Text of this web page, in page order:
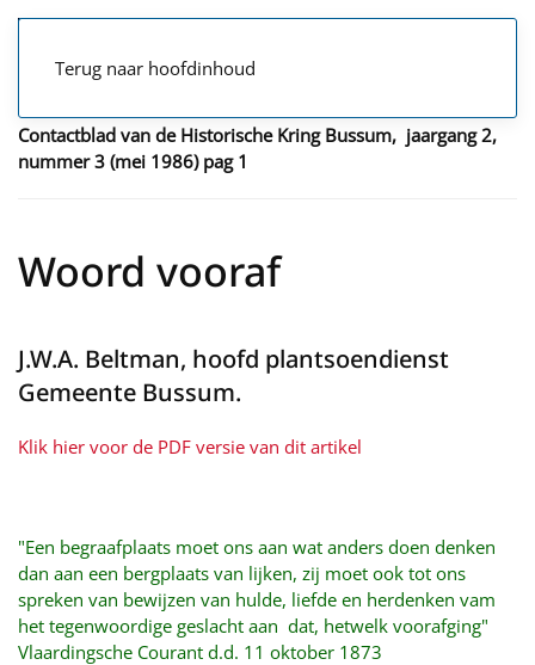
Terug naar hoofdinhoud
Contactblad van de Historische Kring Bussum, jaargang 2,
nummer 3 (mei 1986) pag 1
Woord vooraf
J.W.A. Beltman, hoofd plantsoendienst
Gemeente Bussum.
Klik hier voor de PDF versie van dit artikel
"Een begraafplaats moet ons aan wat anders doen denken
dan aan een bergplaats van lijken, zij moet ook tot ons
spreken van bewijzen van hulde, liefde en herdenken vam
het tegenwoordige geslacht aan dat, hetwelk voorafging"
Vlaardingsche Courant d.d. 11 oktober 1873